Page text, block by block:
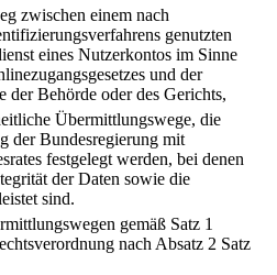
zwischen einem nach
genutzten
eines Nutzerkontos im Sinne
und der
der Behörde oder des Gerichts,
Übermittlungswege, die
der Bundesregierung mit
festgelegt werden, bei denen
der Daten sowie die
sind.
gemäß Satz 1
nach Absatz 2 Satz